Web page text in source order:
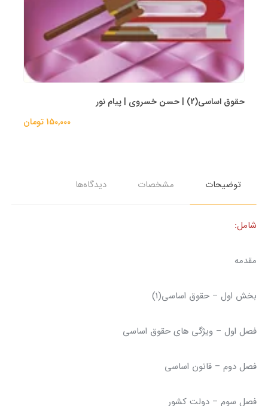
حقوق اساسی(2) | حسن خسروی | پیام نور
150,000 تومان
توضيحات مشخصات دیدگاه‌ها
شامل:
مقدمه
بخش اول – حقوق اساسی(1)
فصل اول – ویژگی های حقوق اساسی
فصل دوم – قانون اساسی
فصل سوم – دولت کشور